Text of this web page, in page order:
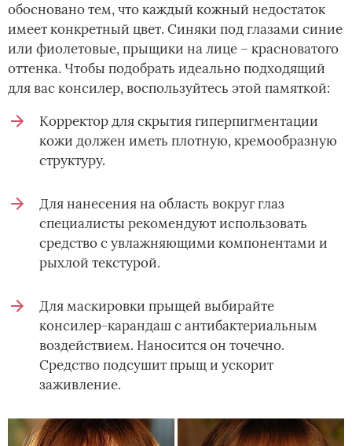
обосновано тем, что каждый кожный недостаток
имеет конкретный цвет. Синяки под глазами синие
или фиолетовые, прыщики на лице – красноватого
оттенка. Чтобы подобрать идеально подходящий
для вас консилер, воспользуйтесь этой памяткой:
Корректор для скрытия гиперпигментации
кожи должен иметь плотную, кремообразную
структуру.
Для нанесения на область вокруг глаз
специалисты рекомендуют использовать
средство с увлажняющими компонентами и
рыхлой текстурой.
Для маскировки прыщей выбирайте
консилер-карандаш с антибактериальным
воздействием. Наносится он точечно.
Средство подсушит прыщ и ускорит
заживление.